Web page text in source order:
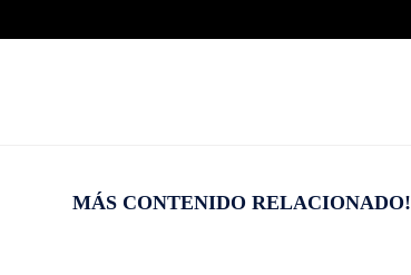
MÁS CONTENIDO RELACIONADO!